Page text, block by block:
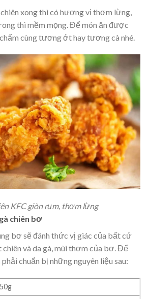
chiên xong thì có hương vị thơm lừng,
thì mềm mọng. Để món ăn được
cùng tương ớt hay tương cà nhé.
KFC giòn rụm, thơm lừng
chiên bơ
bơ sẽ đánh thức vị giác của bất cứ
và da gà, mùi thơm của bơ. Để
chuẩn bị những nguyên liệu sau: